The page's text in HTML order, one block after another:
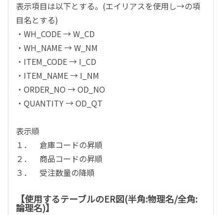
表示項目は以下とする。(エイリアスを使用し→の項
目名とする)
・WH_CODE → W_CD
・WH_NAME → W_NM
・ITEM_CODE → I_CD
・ITEM_NAME → I_NM
・ORDER_NO → OD_NO
・QUANTITY → OD_QT
表示順
１． 倉庫コードの昇順
２． 商品コードの昇順
３． 受注数量の降順
【使用するテーブルのER図(半角:物理名/全角:
論理名)】